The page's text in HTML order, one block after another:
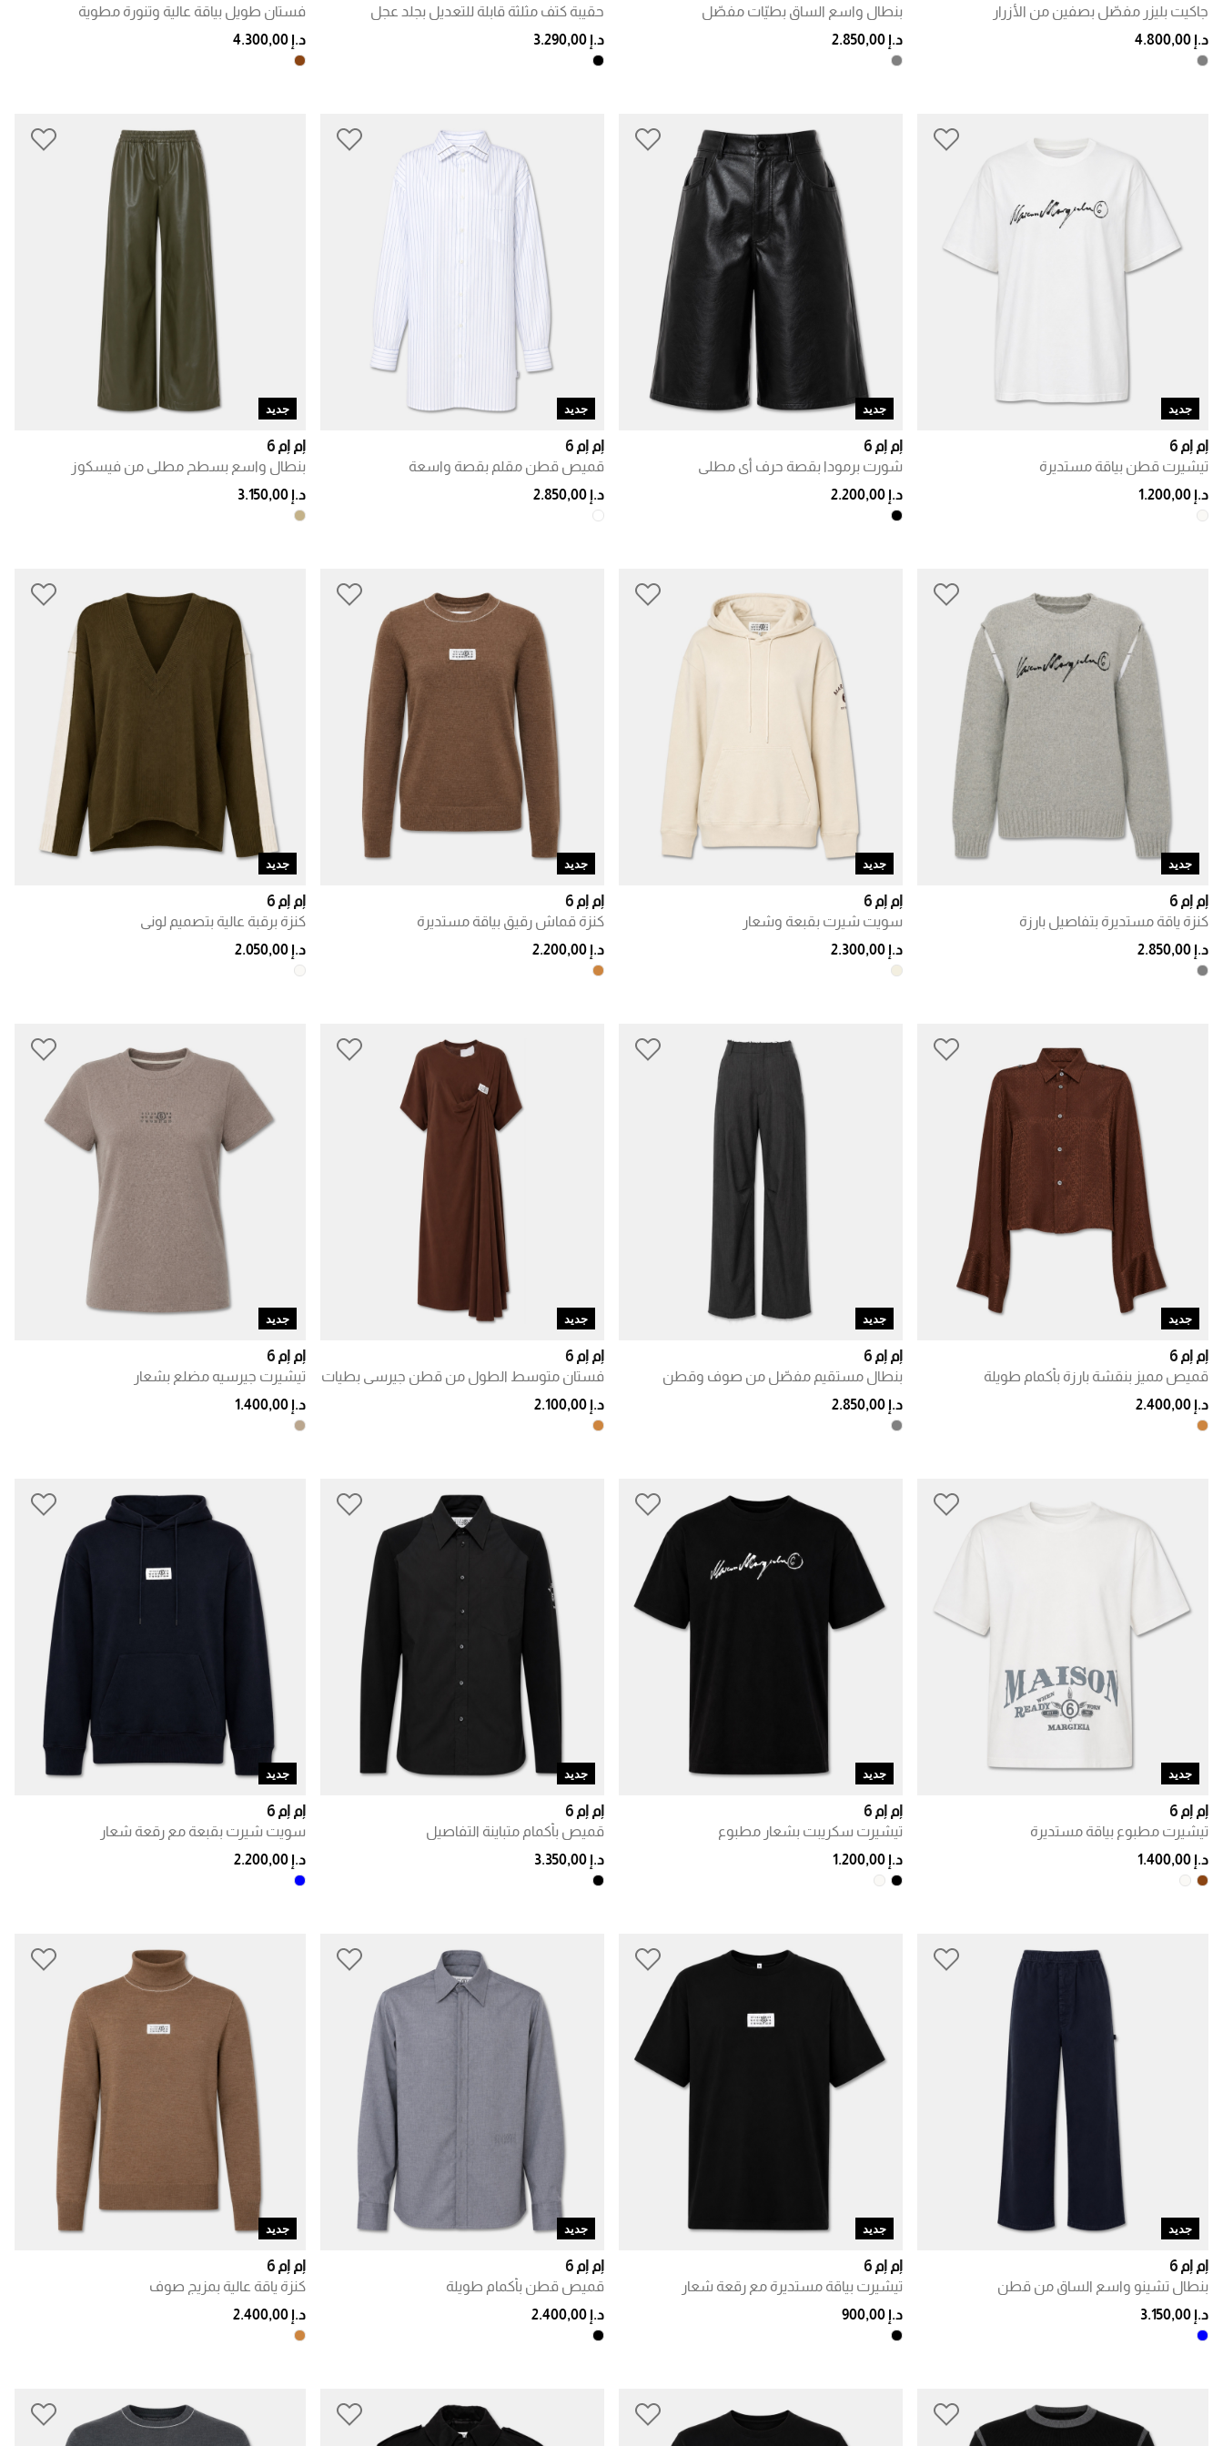
جاكيت بليزر مفصّل بصفين من الأزرار
د.إ 4.800,00
بنطال واسع الساق بطيّات مفصّل
د.إ 2.850,00
حقيبة كتف مثلثة قابلة للتعديل بجلد عجل
د.إ 3.290,00
فستان طويل بياقة عالية وتنورة مطوية
د.إ 4.300,00
جديد
إم إم 6
تيشيرت قطن بياقة مستديرة
د.إ 1.200,00
جديد
إم إم 6
شورت برمودا بقصة حرف أي مطلي
د.إ 2.200,00
جديد
إم إم 6
قميص قطن مقلم بقصة واسعة
د.إ 2.850,00
جديد
إم إم 6
بنطال واسع بسطح مطلي من فيسكوز
د.إ 3.150,00
جديد
إم إم 6
كنزة ياقة مستديرة بتفاصيل بارزة
د.إ 2.850,00
جديد
إم إم 6
سويت شيرت بقبعة وشعار
د.إ 2.300,00
جديد
إم إم 6
كنزة قماش رقيق بياقة مستديرة
د.إ 2.200,00
جديد
إم إم 6
كنزة برقبة عالية بتصميم لوني
د.إ 2.050,00
جديد
إم إم 6
قميص مميز بنقشة بارزة بأكمام طويلة
د.إ 2.400,00
جديد
إم إم 6
بنطال مستقيم مفصّل من صوف وقطن
د.إ 2.850,00
جديد
إم إم 6
فستان متوسط الطول من قطن جيرسي بطيات
د.إ 2.100,00
جديد
إم إم 6
تيشيرت جيرسيه مضلع بشعار
د.إ 1.400,00
جديد
إم إم 6
تيشيرت مطبوع بياقة مستديرة
د.إ 1.400,00
جديد
إم إم 6
تيشيرت سكريبت بشعار مطبوع
د.إ 1.200,00
جديد
إم إم 6
قميص بأكمام متباينة التفاصيل
د.إ 3.350,00
جديد
إم إم 6
سويت شيرت بقبعة مع رقعة شعار
د.إ 2.200,00
جديد
إم إم 6
بنطال تشينو واسع الساق من قطن
د.إ 3.150,00
جديد
إم إم 6
تيشيرت بياقة مستديرة مع رقعة شعار
د.إ 900,00
جديد
إم إم 6
قميص قطن بأكمام طويلة
د.إ 2.400,00
جديد
إم إم 6
كنزة ياقة عالية بمزيج صوف
د.إ 2.400,00